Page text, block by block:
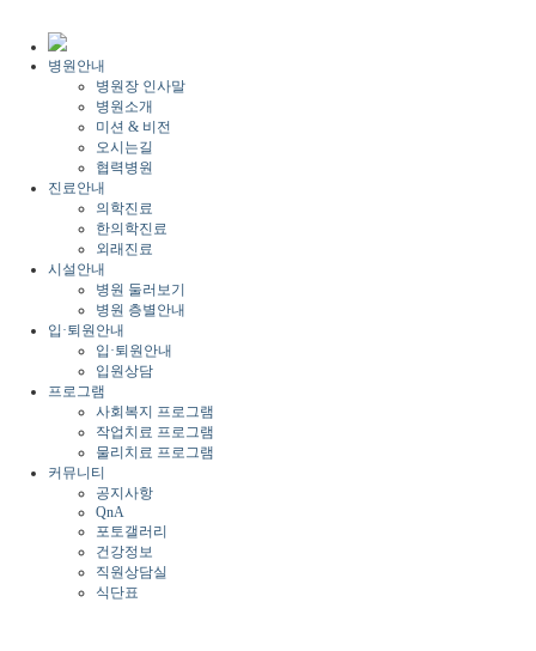
병원안내
병원장 인사말
병원소개
미션 & 비전
오시는길
협력병원
진료안내
의학진료
한의학진료
외래진료
시설안내
병원 둘러보기
병원 층별안내
입·퇴원안내
입·퇴원안내
입원상담
프로그램
사회복지 프로그램
작업치료 프로그램
물리치료 프로그램
커뮤니티
공지사항
QnA
포토갤러리
건강정보
직원상담실
식단표